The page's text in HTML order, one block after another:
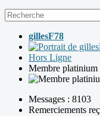
gillesF78
Hors Ligne
Membre platinium
Messages : 8103
Remerciements